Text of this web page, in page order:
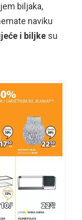
biljaka,
naviku
i biljkesu